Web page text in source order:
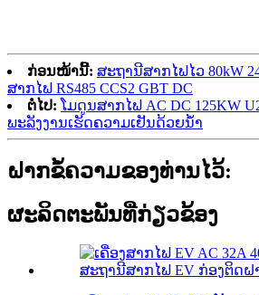
ກ່ອນໜ້ານີ້: ສະຖານີສາກໄຟໄວ 80kW
ສາກໄຟ RS485 CCS2 GBT DC
ຕໍ່ໄປ: ໂມດູນສາກໄຟ AC DC 125KW
ພະລັງງານເຮັດຄວາມເຢັນດ້ວຍນ້ຳ
ຝາກຂໍ້ຄວາມຂອງທ່ານໄວ້:
ຜະລິດຕະພັນທີ່ກ່ຽວຂ້ອງ